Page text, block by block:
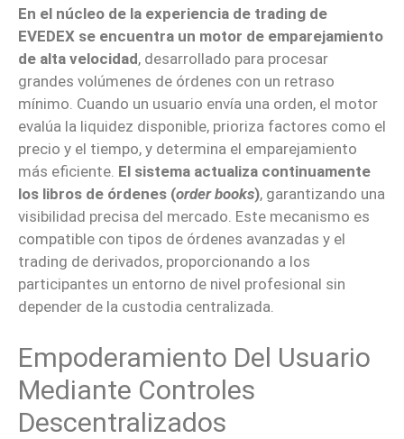
En el núcleo de la experiencia de trading de
EVEDEX se encuentra un motor de emparejamiento
de alta velocidad, desarrollado para procesar
grandes volúmenes de órdenes con un retraso
mínimo. Cuando un usuario envía una orden, el motor
evalúa la liquidez disponible, prioriza factores como el
precio y el tiempo, y determina el emparejamiento
más eficiente. El sistema actualiza continuamente
los libros de órdenes (order books), garantizando una
visibilidad precisa del mercado. Este mecanismo es
compatible con tipos de órdenes avanzadas y el
trading de derivados, proporcionando a los
participantes un entorno de nivel profesional sin
depender de la custodia centralizada.
Empoderamiento Del Usuario
Mediante Controles
Descentralizados